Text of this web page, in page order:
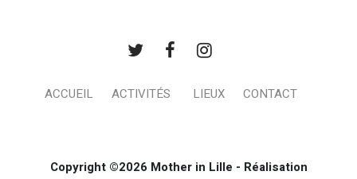
ACCUEIL ACTIVITÉS LIEUX CONTACT
Copyright ©2026 Mother in Lille - Réalisation